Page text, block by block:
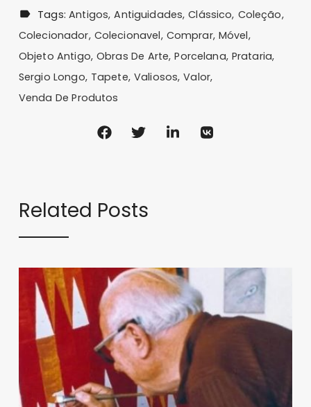
Tags:Antigos Antiguidades Clássico Coleção
Colecionador Colecionavel Comprar Móvel
Objeto Antigo Obras De Arte Porcelana Prataria
Sergio Longo Tapete Valiosos Valor
Venda De Produtos
Related Posts